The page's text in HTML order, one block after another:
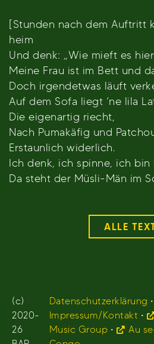
[Stunden nach dem Auftritt
heim
Und denk: „Wie mieft es
Meine Frau ist im Bett und
Doch irgendetwas läuft
Auf dem Sofa liegt ’ne lila
Die eigenartig riecht,
Nach Pumakäfig und
Erstaunlich widerlich.
Ich denk, ich spinne, ich bin
Da steht der Müsli-Män im
ALLE
(c)
2020-
26
Datenschutzerklärung •
Impressum/Kontakt •
Music Group •
Au